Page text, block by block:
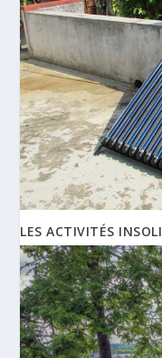
LES ACTIVITÉS